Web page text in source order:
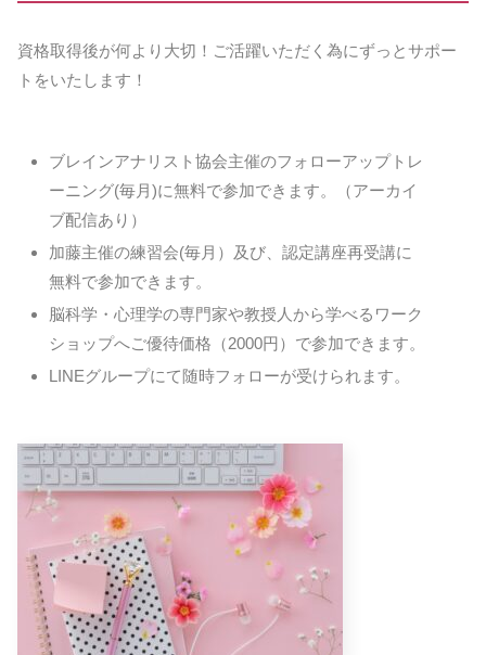
資格取得後が何より大切！ご活躍いただく為にずっとサポー
トをいたします！
ブレインアナリスト協会主催のフォローアップトレ
ーニング(毎月)に無料で参加できます。（アーカイ
ブ配信あり）
加藤主催の練習会(毎月）及び、認定講座再受講に
無料で参加できます。
脳科学・心理学の専門家や教授人から学べるワーク
ショップへご優待価格（2000円）で参加できます。
LINEグループにて随時フォローが受けられます。